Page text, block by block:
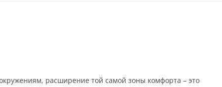
расширение той самой зоны комфорта – это